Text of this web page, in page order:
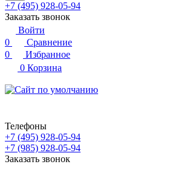
+7 (495) 928-05-94
Заказать звонок
Войти
0
Сравнение
0
Избранное
0 Корзина
Телефоны
+7 (495) 928-05-94
+7 (985) 928-05-94
Заказать звонок